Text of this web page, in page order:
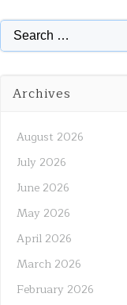
Search
for:
Archives
August 2026
July 2026
June 2026
May 2026
April 2026
March 2026
February 2026